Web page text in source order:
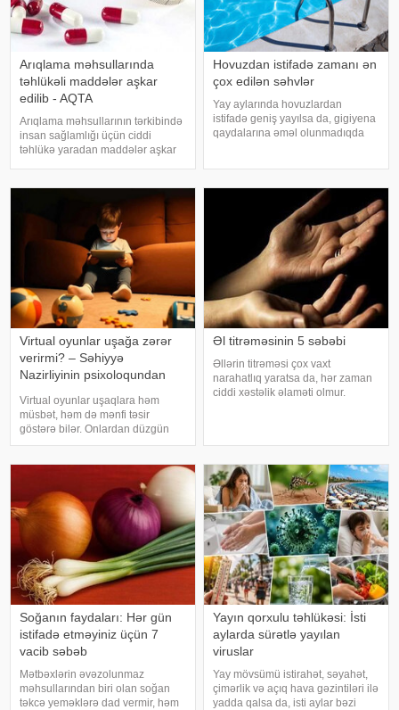
Arıqlama məhsullarında
təhlükəli maddələr aşkar
edilib - AQTA
Arıqlama məhsullarının tərkibində
insan sağlamlığı üçün ciddi
təhlükə yaradan maddələr aşkar
Qida təhlükəsizliyi şöbəsinin
müdir
Hovuzdan istifadə zamanı ən
çox edilən səhvlər
Yay aylarında hovuzlardan
istifadə geniş yayılsa da, gigiyena
qaydalarına əməl olunmadıqda
sonra duş qəbul etmək, hovuz
Virtual oyunlar uşağa zərər
verirmi? – Səhiyyə
Nazirliyinin psixoloqundan
Virtual oyunlar uşaqlara həm
müsbət, həm də mənfi təsir
göstərə bilər. Onlardan düzgün
rejimdə istifadə edildikdə zehni
artıq oynanılması fiziki və psixoloji
problemlərə səbəb ola bilər
Əl titrəməsinin 5 səbəbi
Əllərin titrəməsi çox vaxt
narahatlıq yaratsa da, hər zaman
ciddi xəstəlik əlaməti olmur.
Soğanın faydaları: Hər gün
istifadə etməyiniz üçün 7
vacib səbəb
Mətbəxlərin əvəzolunmaz
məhsullarından biri olan soğan
təkcə yeməklərə dad vermir, həm
Yayın qorxulu təhlükəsi: İsti
aylarda sürətlə yayılan
viruslar
Yay mövsümü istirahət, səyahət,
çimərlik və açıq hava gəzintiləri ilə
yadda qalsa da, isti aylar bəzi